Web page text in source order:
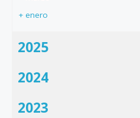
+ enero
2025
2024
2023